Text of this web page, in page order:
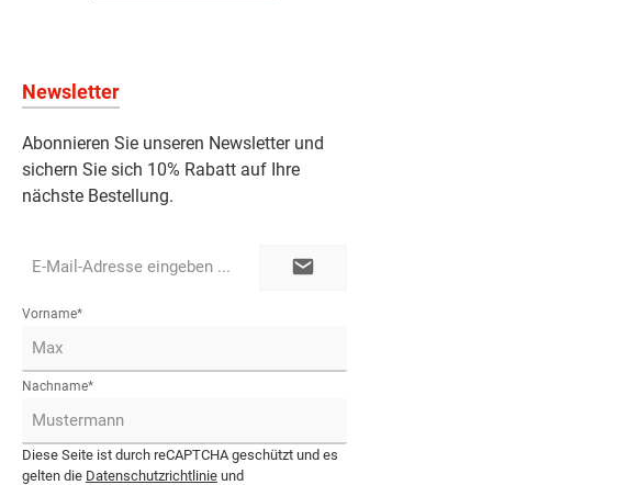
Newsletter
Abonnieren Sie unseren Newsletter und
sichern Sie sich 10% Rabatt auf Ihre
nächste Bestellung.
Mail-
Vorname*
Nachname*
Diese Seite ist durch reCAPTCHA geschützt und es
gelten die Datenschutzrichtlinie und